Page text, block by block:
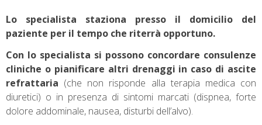
Lo specialista staziona presso il domicilio del
paziente per il tempo che riterrà opportuno.
Con lo specialista si possono concordare consulenze
cliniche o pianificare altri drenaggi in caso di ascite
refrattaria (che non risponde alla terapia medica con
diuretici) o in presenza di sintomi marcati (dispnea, forte
dolore addominale, nausea, disturbi dell’alvo).